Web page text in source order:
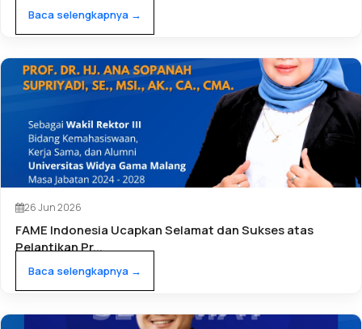
Baca selengkapnya →
26 Jun 2026
FAME Indonesia Ucapkan Selamat dan Sukses atas
Pelantikan Pr...
Baca selengkapnya →